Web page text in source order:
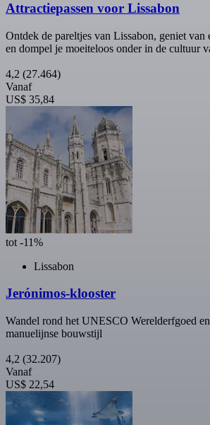
Attractiepassen voor Lissabon
Ontdek de pareltjes van Lissabon, geniet van
en dompel je moeiteloos onder in de cultuur
4,2 (27.464)
Vanaf
US$ 35,84
tot -11%
Lissabon
Jerónimos-klooster
Wandel rond het UNESCO Werelderfgoed
manuelijnse bouwstijl
4,2 (32.207)
Vanaf
US$ 22,54